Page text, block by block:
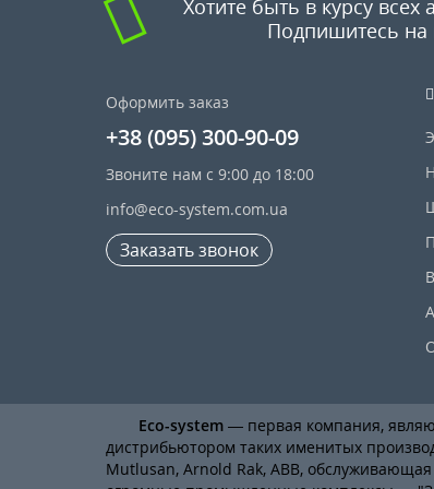
Хотите быть в курсу всех
Подпишитесь на
Оформить заказ
+38 (095) 300-90-09
Звоните нам с 9:00 до 18:00
info@eco-system.com.ua
Заказать звонок
Eco-system — первая компания,
дистрибьютором таких именитых
Mutlusan, Arnold Rak, ABB, обслуживающая